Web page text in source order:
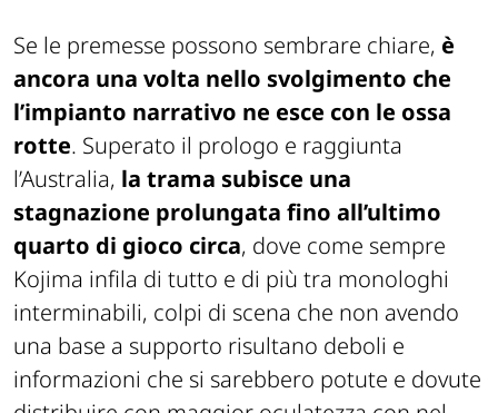
Se le premesse possono sembrare chiare, è
ancora una volta nello svolgimento che
l’impianto narrativo ne esce con le ossa
rotte. Superato il prologo e raggiunta
l’Australia, la trama subisce una
stagnazione prolungata fino all’ultimo
quarto di gioco circa, dove come sempre
Kojima infila di tutto e di più tra monologhi
interminabili, colpi di scena che non avendo
una base a supporto risultano deboli e
informazioni che si sarebbero potute e dovute